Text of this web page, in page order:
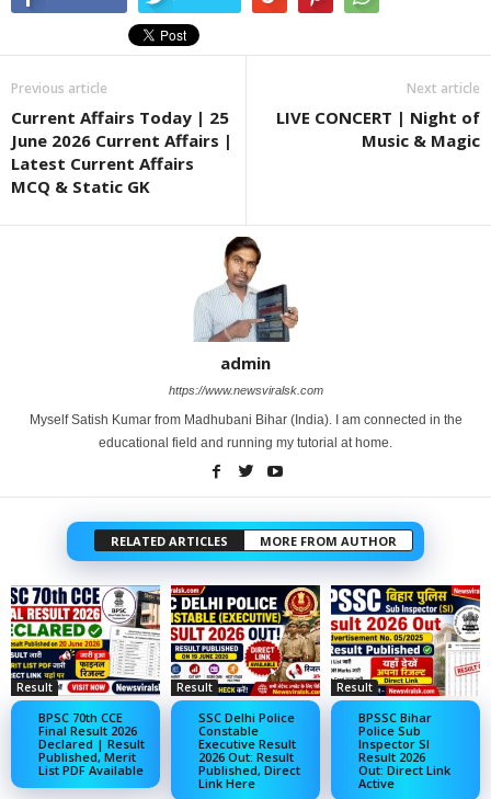
Previous article
Current Affairs Today | 25
June 2026 Current Affairs |
Latest Current Affairs
MCQ & Static GK
Next article
LIVE CONCERT | Night of
Music & Magic
admin
https://www.newsviralsk.com
Myself Satish Kumar from Madhubani Bihar (India). I am connected in the
educational field and running my tutorial at home.
RELATED ARTICLES MORE FROM AUTHOR
Result
BPSC 70th CCE
Final Result 2026
Declared | Result
Published, Merit
List PDF Available
Result
SSC Delhi Police
Constable
Executive Result
2026 Out: Result
Published, Direct
Link Here
Result
BPSSC Bihar
Police Sub
Inspector SI
Result 2026
Out: Direct Link
Active